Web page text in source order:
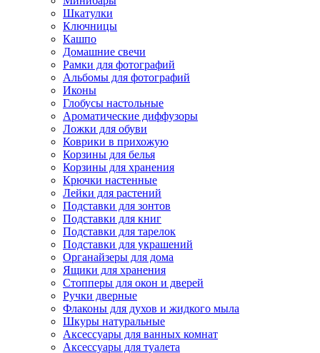
Шкатулки
Ключницы
Кашпо
Домашние свечи
Рамки для фотографий
Альбомы для фотографий
Иконы
Глобусы настольные
Ароматические диффузоры
Ложки для обуви
Коврики в прихожую
Корзины для белья
Корзины для хранения
Крючки настенные
Лейки для растений
Подставки для зонтов
Подставки для книг
Подставки для тарелок
Подставки для украшений
Органайзеры для дома
Ящики для хранения
Стопперы для окон и дверей
Ручки дверные
Флаконы для духов и жидкого мыла
Шкуры натуральные
Аксессуары для ванных комнат
Аксессуары для туалета